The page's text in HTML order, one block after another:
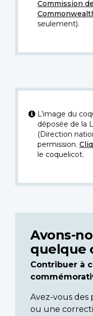
Commission
seulement).
L’image du
déposée de la
(Direction
permission.
le coquelicot.
Avons-
quelque
Contribuer à
Avez-vous des
ou une